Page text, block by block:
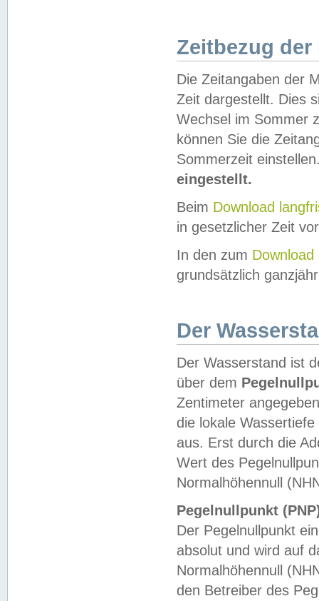
Zeitbezug der
Die Zeitangaben der
Zeit dargestellt. Dies
Wechsel im Sommer
können Sie die
Sommerzeit
eingestellt.
Beim Download
in gesetzlicher Zeit
In den zum Download
grundsätzlich
Der
Der Wasserstand ist
über dem
Zentimeter
die lokale
aus. Erst durch die
Wert des
Normalhöhennull
Pegelnullpunkt
Der Pegelnullpunkt
absolut und wird auf
Normalhöhennull
den Betreiber des